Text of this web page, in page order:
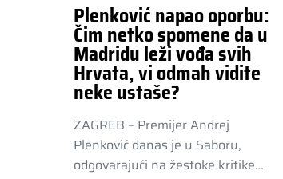
Plenković napao oporbu:
Čim netko spomene da u
Madridu leži vođa svih
Hrvata, vi odmah vidite
neke ustaše?
ZAGREB – Premijer Andrej
Plenković danas je u Saboru,
odgovarajući na žestoke kritike…